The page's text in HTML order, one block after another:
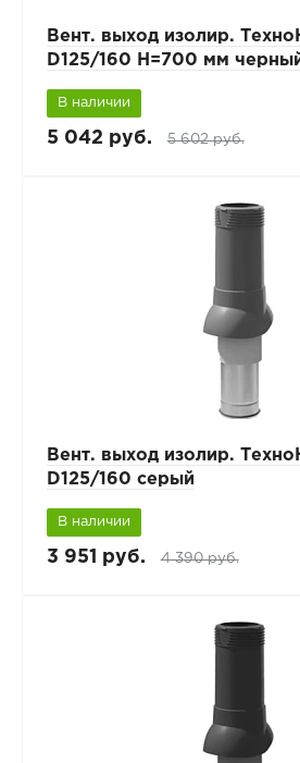
Вент. выход изолир.
D125/160 H=700 мм
В наличии
5 042 руб. 5 602 руб.
Вент. выход изолир.
D125/160 серый
В наличии
3 951 руб. 4 390 руб.